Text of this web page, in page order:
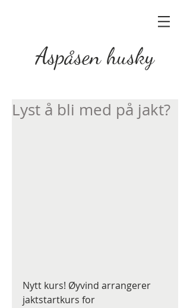
Aspåsen husky
Lyst å bli med på jakt?
Nytt kurs! Øyvind arrangerer
jaktstartkurs for